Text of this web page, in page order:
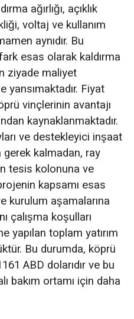
ağırlığı, açıklık
voltaj ve kullanım
aynıdır. Bu
esas olarak kaldırma
ziyade maliyet
Fiyat
vinçlerinin avantajı
kaynaklanmaktadır.
ve destekleyici inşaat
kalmadan, ray
tesis kolonuna ve
kapsamı esas
kurulum aşamalarına
çalışma koşulları
yapılan toplam yatırım
Bu durumda, köprü
ABD dolarıdır ve bu
bakım ortamı için daha